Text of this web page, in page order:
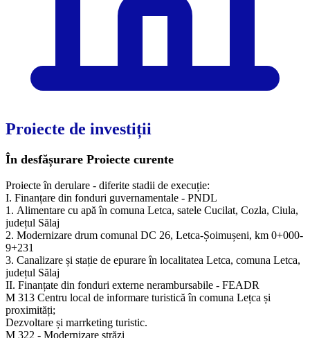
Proiecte de investiții
În desfășurare Proiecte curente
Proiecte în derulare - diferite stadii de execuție:
I. Finanțare din fonduri guvernamentale - PNDL
1. Alimentare cu apă în comuna Letca, satele Cucilat, Cozla, Ciula,
județul Sălaj
2. Modernizare drum comunal DC 26, Letca-Șoimușeni, km 0+000-
9+231
3. Canalizare și stație de epurare în localitatea Letca, comuna Letca,
județul Sălaj
II. Finanțate din fonduri externe nerambursabile - FEADR
M 313 Centru local de informare turistică în comuna Lețca și
proximități;
Dezvoltare și marrketing turistic.
M 322 - Modernizare străzi